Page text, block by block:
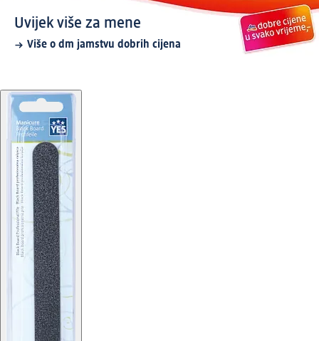
Uvijek više za mene
Više o dm jamstvu dobrih cijena